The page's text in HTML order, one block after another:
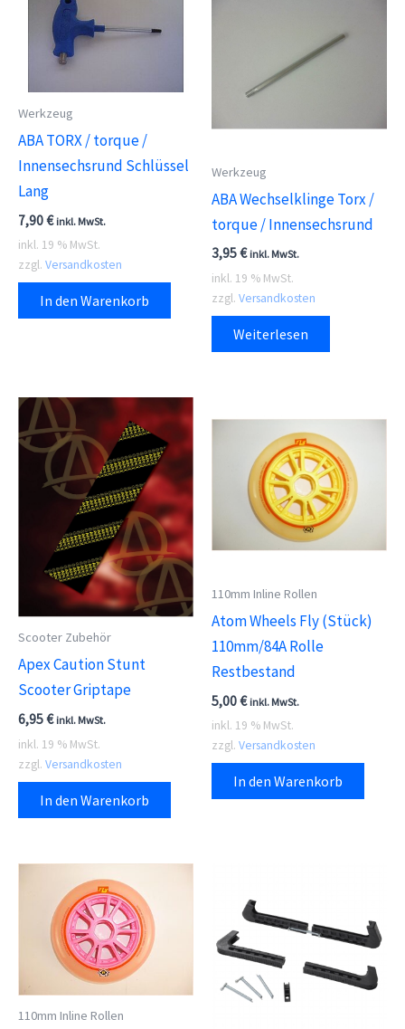
Werkzeug
ABA TORX / torque /
Innensechsrund Schlüssel
Lang
7,90€ inkl. MwSt.
inkl. 19 % MwSt.
zzgl. Versandkosten
In den Warenkorb
Werkzeug
ABA Wechselklinge Torx /
torque / Innensechsrund
3,95€ inkl. MwSt.
inkl. 19 % MwSt.
zzgl. Versandkosten
Weiterlesen
Scooter Zubehör
Apex Caution Stunt
Scooter Griptape
6,95€ inkl. MwSt.
inkl. 19 % MwSt.
zzgl. Versandkosten
In den Warenkorb
110mm Inline Rollen
Atom Wheels Fly (Stück)
110mm/84A Rolle
Restbestand
5,00€ inkl. MwSt.
inkl. 19 % MwSt.
zzgl. Versandkosten
In den Warenkorb
110mm Inline Rollen